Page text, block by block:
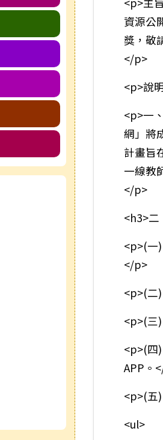
資源公
獎，敬
</p>
<p>說
<p>一
網」將
計畫旨
一線教
</p>
<h3>
<p>(一
</p>
<p>(二
<p>(三
<p>(四
APP。
<p>(五
<ul>